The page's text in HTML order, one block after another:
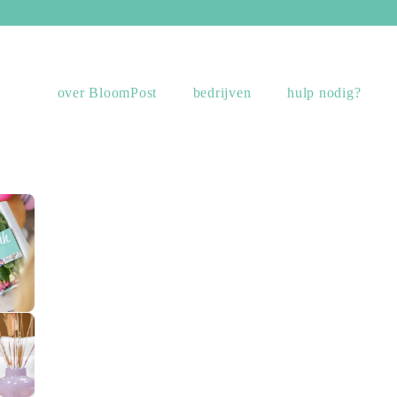
over BloomPost bedrijven hulp nodig?